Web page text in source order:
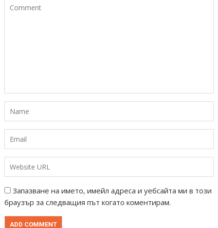
Запазване на името, имейл адреса и уебсайта ми в този
браузър за следващия път когато коментирам.